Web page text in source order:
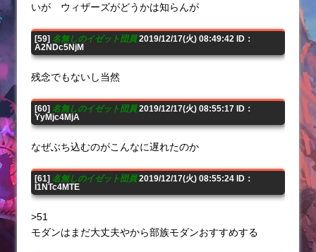
いが ウィザーズがどうかは知らんが
[59] 名無しのイゼット団員2019/12/17(火) 08:49:42 ID：
A2NDc5NjM
残念でもないし当然
[60] 名無しのイゼット団員2019/12/17(火) 08:55:17 ID：
YyMjc4MjA
なぜぶち込むのがこんなに遅れたのか
[61] 名無しのイゼット団員2019/12/17(火) 08:55:24 ID：
I1NTc4MTE
>51
モダンはまだ大丈夫やから部族モダンおすすめする